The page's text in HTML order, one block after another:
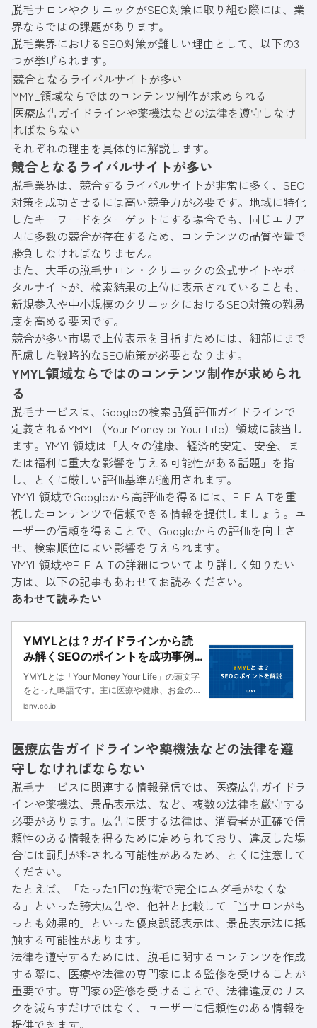
脱毛サロンやクリニックがSEO対策に取り組む際には、業
界ならではの課題があります。
脱毛業界におけるSEO対策が難しい理由として、以下の3
つが挙げられます。
競合となるライバルサイトが多い
YMYL領域ならではのコンテンツ制作が求められる
医療広告ガイドラインや薬機法などの法律を遵守しなけ
ればならない
それぞれの理由を具体的に解説します。
競合となるライバルサイトが多い
脱毛業界は、競合するライバルサイトが非常に多く、SEO
対策を成功させるには高い競争力が必要です。地域に特化
したキーワードをターゲットにする場合でも、同じエリア
内に多数の競合が存在するため、コンテンツの品質や量で
勝負しなければなりません。
また、大手の脱毛サロン・クリニックの公式サイトやポー
タルサイトが、検索結果の上位に表示されていることも、
新規参入や中小規模のクリニックにおけるSEO対策の難易
度を高める要因です。
競合が多い市場で上位表示を目指すためには、細部にまで
配慮した戦略的なSEO施策が必要となります。
YMYL領域ならではのコンテンツ制作が求められ
る
脱毛サービスは、Googleの検索品質評価ガイドラインで
定義されるYMYL（Your Money or Your Life）領域に該当し
ます。YMYL領域は「人々の健康、経済的安定、安全、ま
たは福利に重大な影響を与える可能性がある話題」を指
し、とくに厳しい評価基準が適用されます。
YMYL領域でGoogleから高評価を得るには、E-E-A-Tを重
視したコンテンツで信頼できる情報を提供しましょう。ユ
ーザーの信頼を得ることで、Googleからの評価を向上さ
せ、検索順位によい影響を与えられます。
YMYL領域やE-E-A-Tの詳細についてより詳しく知りたい
方は、以下の記事もあわせてお読みください。
あわせて読みたい
YMYLとは？ガイドラインから読
み解くSEOのポイントを成功事例
とともに解説
YMYLとは「Your Money Your Life」の頭文字
をとった略語です。主に医療や健康、お金のよ
うな人生を左右する可能性があるジャンルのこ
められ...
lany.co.jp
医療広告ガイドラインや薬機法などの法律を遵
守しなければならない
脱毛サービスに関連する情報発信では、医療広告ガイドラ
インや薬機法、景品表示法、など、複数の法律を厳守する
必要があります。広告に関する法律は、消費者が正確で信
頼性のある情報を得るために定められており、違反した場
合には罰則が科される可能性があるため、とくに注意して
ください。
たとえば、「たった1回の施術で完全にムダ毛がなくな
る」といった誇大広告や、他社と比較して「当サロンがも
っとも効果的」といった優良誤認表示は、景品表示法に抵
触する可能性があります。
法律を遵守するためには、脱毛に関するコンテンツを作成
する際に、医療や法律の専門家による監修を受けることが
重要です。専門家の監修を受けることで、法律違反のリス
クを減らすだけではなく、ユーザーに信頼性のある情報を